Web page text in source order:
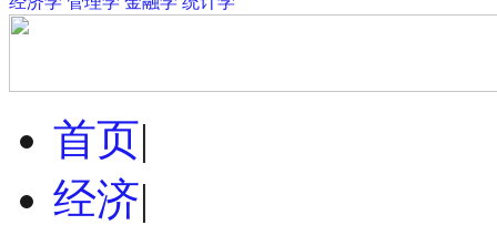
首页|
经济|